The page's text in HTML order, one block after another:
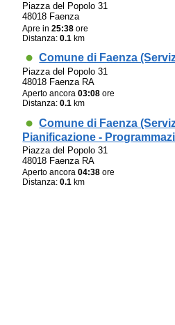
Piazza del Popolo 31
48018 Faenza
Apre in25:38 ore
Distanza:0.1 km
Comune di Faenza
Piazza del Popolo 31
48018 Faenza RA
Aperto ancora03:08 ore
Distanza:0.1 km
Comune di Faenza
Pianificazione -
Piazza del Popolo 31
48018 Faenza RA
Aperto ancora04:38 ore
Distanza:0.1 km